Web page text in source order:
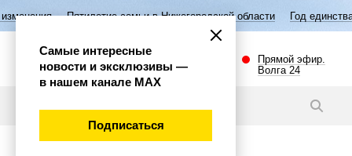
семьи в Нижегородской области Год единства народов
Прямой эфир.
Волга 24
Самые интересные
новости и эксклюзивы —
в нашем канале МАХ
Подписаться